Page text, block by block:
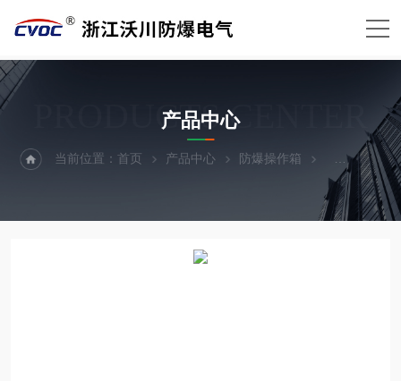
PRODUCTS CENTER
产品中心
当前位置：首页 产品中心 防爆操作箱 防爆操作屏